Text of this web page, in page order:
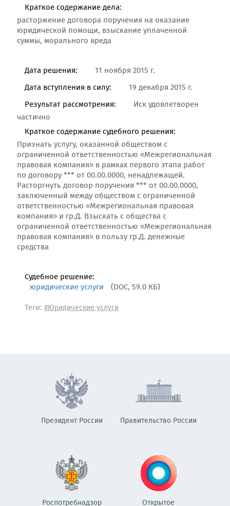
Краткое содержание дела:
расторжение договора поручения на оказание
юридической помощи, взыскание уплаченной
суммы, морального вреда
Дата решения:
11 ноября 2015 г.
Дата вступления в силу:
19 декабря 2015 г.
Результат рассмотрения:
Иск удовлетворен
частично
Краткое содержание судебного решения:
Признать услугу, оказанной обществом с
ограниченной ответственностью «Межрегиональная
правовая компания» в рамках первого этапа работ
по договору *** от 00.00.0000, ненадлежащей.
Расторгнуть договор поручения *** от 00.00.0000,
заключенный между обществом с ограниченной
ответственностью «Межрегиональная правовая
компания» и гр.Д. Взыскать с общества с
ограниченной ответственностью «Межрегиональная
правовая компания» в пользу гр.Д. денежные
средства
Судебное решение:
юридические услуги
(DOC, 59.0 КБ)
Теги: #Юридические услуги
Президент России Правительство России
Роспотребнадзор Открытое